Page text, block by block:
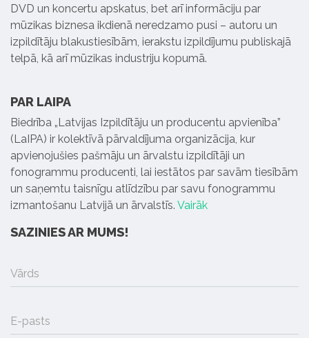
DVD un koncertu apskatus, bet arī informāciju par
mūzikas biznesa ikdienā neredzamo pusi – autoru un
izpildītāju blakustiesībām, ierakstu izpildījumu publiskajā
telpā, kā arī mūzikas industriju kopumā.
PAR LAIPA
Biedrība „Latvijas Izpildītāju un producentu apvienība”
(LaIPA) ir kolektīvā pārvaldījuma organizācija, kur
apvienojušies pašmāju un ārvalstu izpildītāji un
fonogrammu producenti, lai iestātos par savām tiesībām
un saņemtu taisnīgu atlīdzību par savu fonogrammu
izmantošanu Latvijā un ārvalstīs. Vairāk
SAZINIES AR MUMS!
Vārds
E-pasts